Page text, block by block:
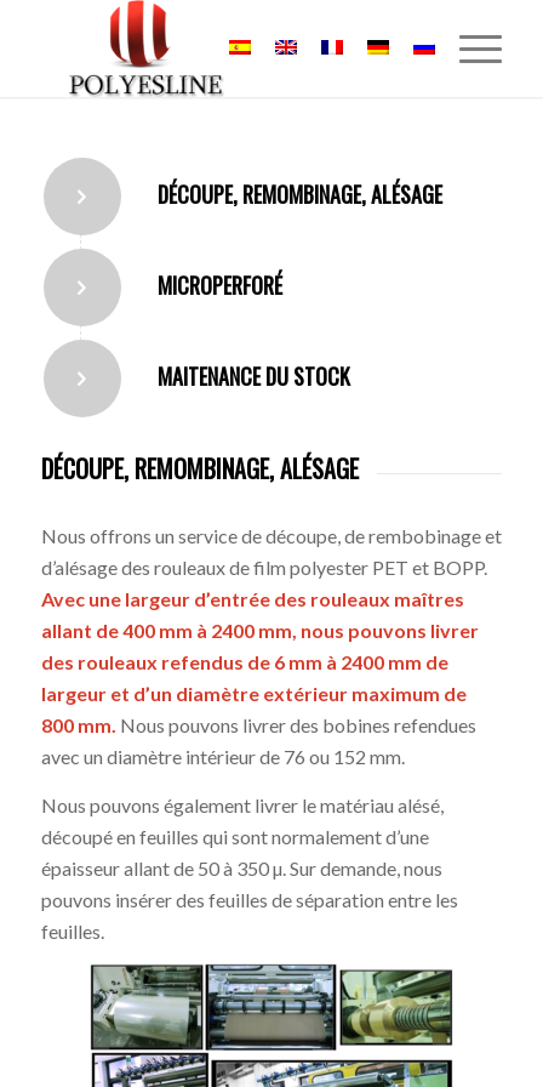
DÉCOUPE, REMOMBINAGE, ALÉSAGE
MICROPERFORÉ
MAITENANCE DU STOCK
DÉCOUPE, REMOMBINAGE, ALÉSAGE
Nous offrons un service de découpe, de rembobinage et
d’alésage des rouleaux de film polyester PET et BOPP.
Avec une largeur d’entrée des rouleaux maîtres
allant de 400 mm à 2400 mm, nous pouvons livrer
des rouleaux refendus de 6 mm à 2400 mm de
largeur et d’un diamètre extérieur maximum de
800 mm. Nous pouvons livrer des bobines refendues
avec un diamètre intérieur de 76 ou 152 mm.
Nous pouvons également livrer le matériau alésé,
découpé en feuilles qui sont normalement d’une
épaisseur allant de 50 à 350 µ. Sur demande, nous
pouvons insérer des feuilles de séparation entre les
feuilles.